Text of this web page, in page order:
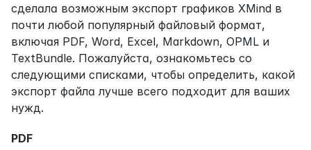
сделала возможным экспорт графиков XMind в
почти любой популярный файловый формат,
включая PDF, Word, Excel, Markdown, OPML и
TextBundle. Пожалуйста, ознакомьтесь со
следующими списками, чтобы определить, какой
экспорт файла лучше всего подходит для ваших
нужд.
PDF